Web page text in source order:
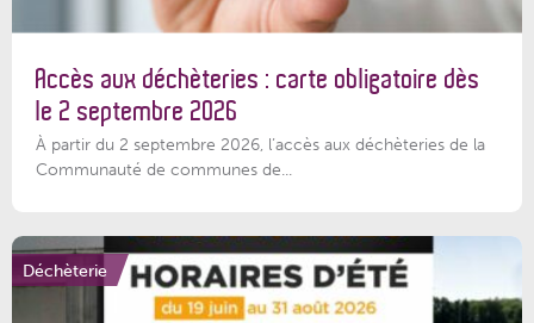
Accès aux déchèteries : carte obligatoire dès
le 2 septembre 2026
À partir du 2 septembre 2026, l’accès aux déchèteries de la
Communauté de communes de...
Déchèterie